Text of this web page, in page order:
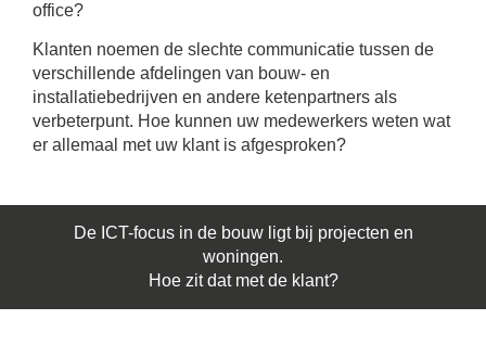
office?
Klanten noemen de slechte communicatie tussen de
verschillende afdelingen van bouw- en
installatiebedrijven en andere ketenpartners als
verbeterpunt. Hoe kunnen uw medewerkers weten wat
er allemaal met uw klant is afgesproken?
De ICT-focus in de bouw ligt bij projecten en
woningen.
Hoe zit dat met de klant?